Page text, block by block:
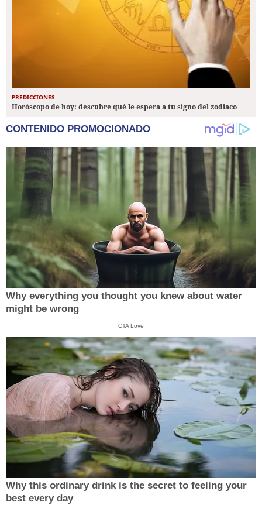
PREDICCIONES
Horóscopo de hoy: descubre qué le espera a tu signo del zodiaco
CONTENIDO PROMOCIONADO
Why everything you thought you knew about water
might be wrong
CTA Love
Why this ordinary drink is the secret to feeling your
best every day